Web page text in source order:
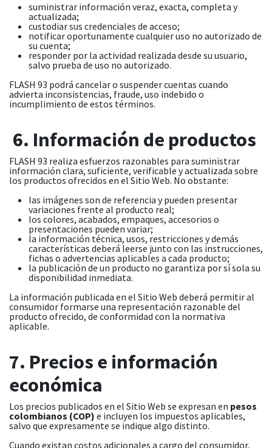
suministrar información veraz, exacta, completa y
actualizada;
custodiar sus credenciales de acceso;
notificar oportunamente cualquier uso no autorizado de
su cuenta;
responder por la actividad realizada desde su usuario,
salvo prueba de uso no autorizado.
FLASH 93 podrá cancelar o suspender cuentas cuando
advierta inconsistencias, fraude, uso indebido o
incumplimiento de estos términos.
6. Información de productos
FLASH 93 realiza esfuerzos razonables para suministrar
información clara, suficiente, verificable y actualizada sobre
los productos ofrecidos en el Sitio Web. No obstante:
las imágenes son de referencia y pueden presentar
variaciones frente al producto real;
los colores, acabados, empaques, accesorios o
presentaciones pueden variar;
la información técnica, usos, restricciones y demás
características deberá leerse junto con las instrucciones,
fichas o advertencias aplicables a cada producto;
la publicación de un producto no garantiza por sí sola su
disponibilidad inmediata.
La información publicada en el Sitio Web deberá permitir al
consumidor formarse una representación razonable del
producto ofrecido, de conformidad con la normativa
aplicable.
7. Precios e información
económica
Los precios publicados en el Sitio Web se expresan en pesos
colombianos (COP) e incluyen los impuestos aplicables,
salvo que expresamente se indique algo distinto.
Cuando existan costos adicionales a cargo del consumidor,